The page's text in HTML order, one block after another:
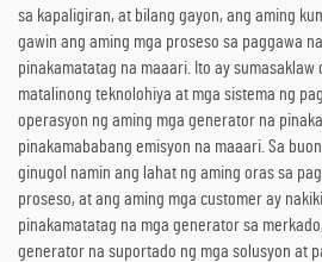
sa kapaligiran, at bilang gayon, ang aming
gawin ang aming mga proseso sa paggawa
pinakamatatag na maaari. Ito ay sumasaklaw
matalinong teknolohiya at mga sistema ng
operasyon ng aming mga generator na
pinakamababang emisyon na maaari. Sa
ginugol namin ang lahat ng aming oras sa
proseso, at ang aming mga customer ay
pinakamatatag na mga generator sa
generator na suportado ng mga solusyon at